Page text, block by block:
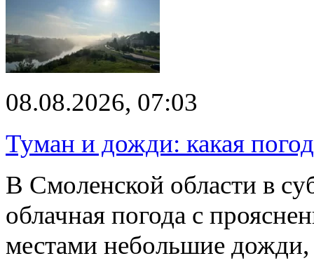
08.08.2026, 07:03
Туман и дожди: какая
В Смоленской области в
облачная погода с
местами небольшие